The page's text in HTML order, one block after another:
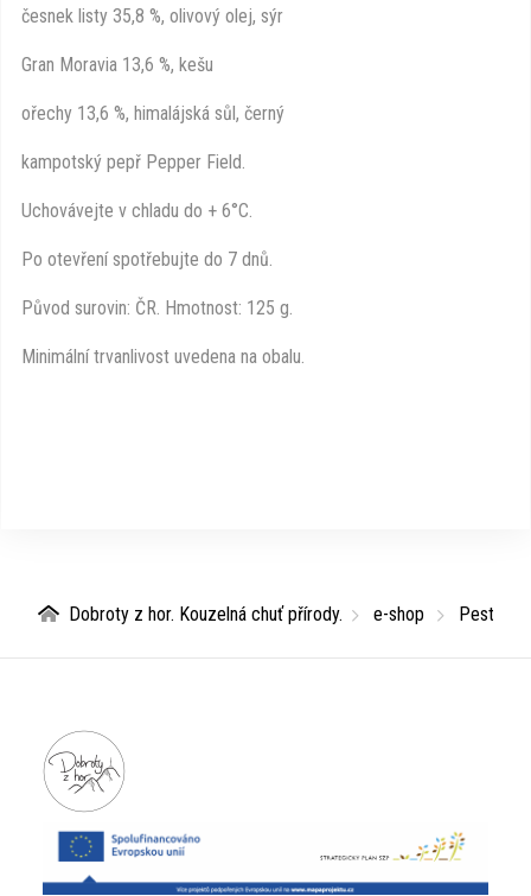
česnek listy 35,8 %, olivový olej, sýr
Gran Moravia 13,6 %, kešu
ořechy 13,6 %, himalájská sůl, černý
kampotský pepř Pepper Field.
Uchovávejte v chladu do + 6°C.
Po otevření spotřebujte do 7 dnů.
Původ surovin: ČR. Hmotnost: 125 g.
Minimální trvanlivost uvedena na obalu.
Dobroty z hor. Kouzelná chuť přírody. e-shop Pesto